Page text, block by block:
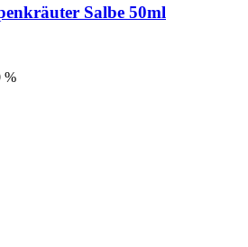
Salbe 50ml
%